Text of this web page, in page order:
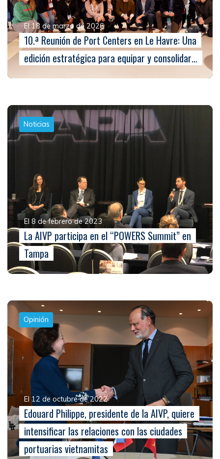
El 18 de marzo de 2026
10.ª Reunión de Port Centers en Le Havre: Una
edición estratégica para equipar y consolidar…
Noticias
El 8 de febrero de 2023
La AIVP participa en el “POWERS Summit” en
Tampa
Opinión
El 12 de octubre de 2022
Edouard Philippe, presidente de la AIVP, quiere
intensificar las relaciones con las ciudades
portuarias vietnamitas